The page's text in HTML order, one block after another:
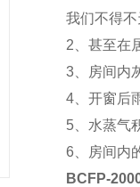
我们不得不
2、甚至在
3、房间内
4、开窗后
5、水蒸气
6、房间内
BCFP-